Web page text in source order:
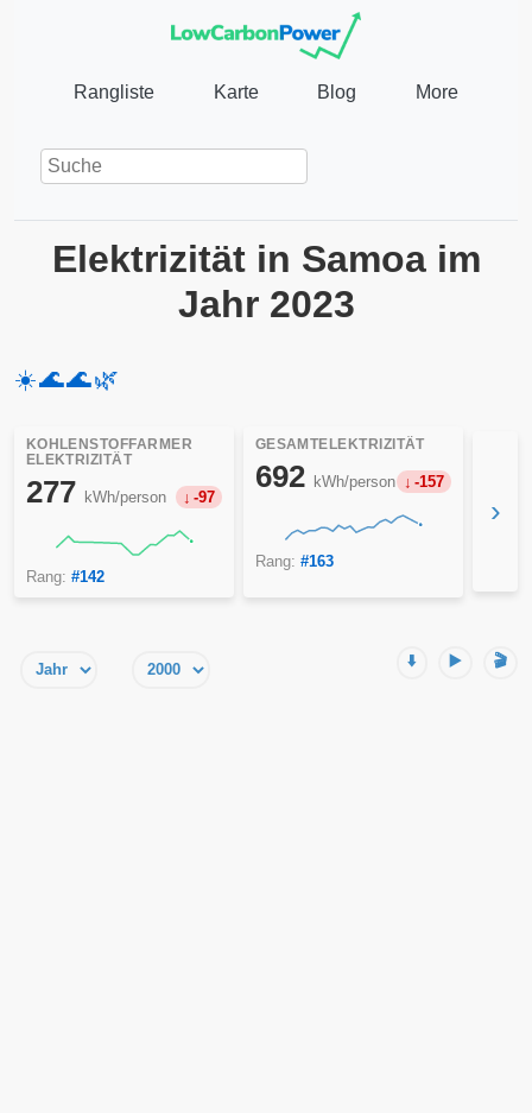
Rangliste Karte Blog More
Elektrizität in Samoa im
Jahr 2023
☀️🌊🌊🌿
KOHLENSTOFFARMER
ELEKTRIZITÄT
277 kWh/person -97
Rang: #142
GESAMTELEKTRIZITÄT
692 kWh/person -157
Rang: #163
›
⬇️ ▶️ 🎬